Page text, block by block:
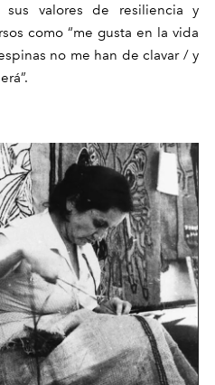
valores de resiliencia y
como “me gusta en la vida
no me han de clavar / y